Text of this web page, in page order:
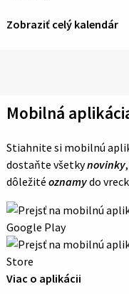
Zobraziť celý kalendár
Mobilná
Stiahnite si mobilnú
dostaňte všetkynovinky,
dôležité oznamydo
Viac o aplikácii